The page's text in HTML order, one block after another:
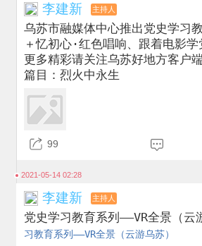
李建新 主持人
乌苏市融媒体中心推出党史学习
＋忆初心·红色唱响、跟着电影学
更多精彩请关注乌苏好地方客户
篇目：烈火中永生
99
2021-05-14 02:28
李建新 主持人
党史学习教育系列——VR全景（云
习教育系列——VR全景（云游乌苏）